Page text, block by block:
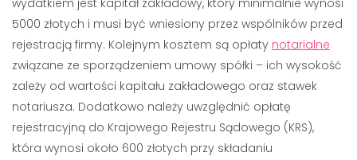
wydatkiem jest kapitał zakładowy, który minimalnie wynosi
5000 złotych i musi być wniesiony przez wspólników przed
rejestracją firmy. Kolejnym kosztem są opłaty notarialne
związane ze sporządzeniem umowy spółki – ich wysokość
zależy od wartości kapitału zakładowego oraz stawek
notariusza. Dodatkowo należy uwzględnić opłatę
rejestracyjną do Krajowego Rejestru Sądowego (KRS),
która wynosi około 600 złotych przy składaniu